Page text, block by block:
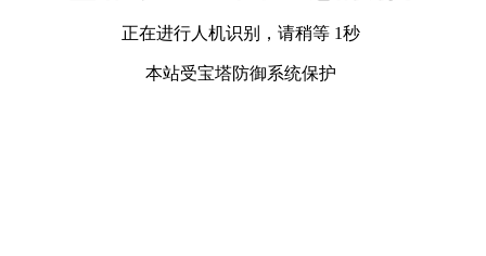
正在进行人机识别，请稍等 1秒
本站受宝塔防御系统保护